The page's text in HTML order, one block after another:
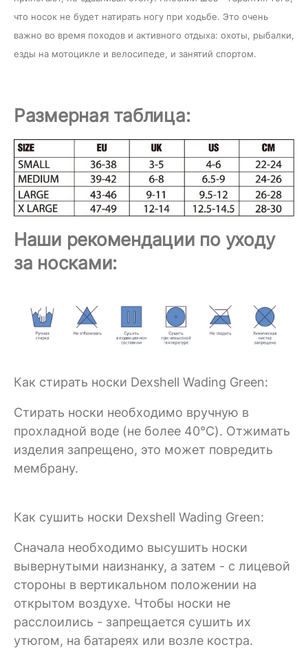
что носок не будет натирать ногу при ходьбе. Это очень
важно во время походов и активного отдыха: охоты, рыбалки,
езды на мотоцикле и велосипеде, и занятий спортом.
Размерная таблица:
Наши рекомендации по уходу
за носками:
Как стирать носки Dexshell Wading Green:
Стирать носки необходимо вручную в
прохладной воде (не более 40°C). Отжимать
изделия запрещено, это может повредить
мембрану.
Как сушить носки Dexshell Wading Green:
Сначала необходимо высушить носки
вывернутыми наизнанку, а затем - с лицевой
стороны в вертикальном положении на
открытом воздухе. Чтобы носки не
расслоились - запрещается сушить их
утюгом, на батареях или возле костра.